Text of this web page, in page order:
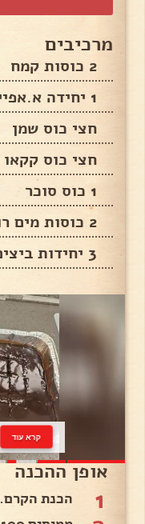
מרכיבים
2 כוסות קמח
1 יחידה א.אפייה
חצי כוס שמן
חצי כוס קקאו
1 כוס סוכר
2 כוסות מים רותחים
3 יחידות ביצים
קרא עוד
אופן ההכנה
1 הכנת הקרם.